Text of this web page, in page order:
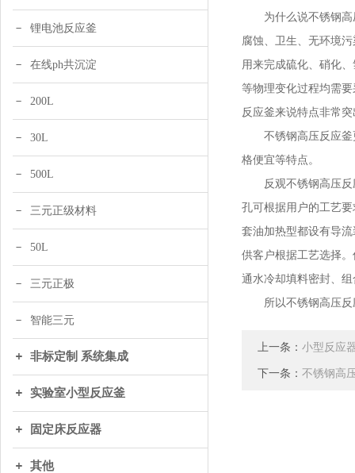
锂电池反应釜
在线ph共沉淀
200L
30L
500L
三元正级材料
50L
三元正极
智能三元
非标定制 系统集成
实验室小型反应釜
固定床反应器
其他
为什么说不锈钢高
腐蚀、卫生、无环境
用来完成硫化、硝化
等物理变化过程均需
反应釜来说特点非常
不锈钢高压反应釜更
格便宜等特点。
反观不锈钢高压反
孔可根据用户的工艺
套油加热型都设有导
供客户根据工艺选择
通水冷却填料密封、
所以不锈钢高压反
上一条： 小型反应
下一条： 不锈钢高